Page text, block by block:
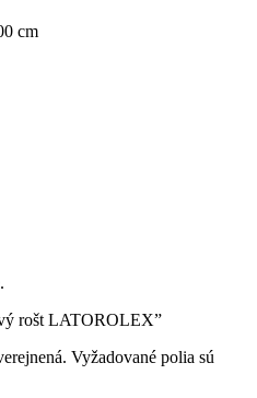
cm
rošt LATOROLEX”
Vyžadované polia sú